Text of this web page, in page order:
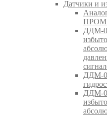
Датчики и
ДДМ-
ДДМ-
ДДМ-